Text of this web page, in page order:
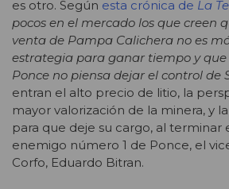
es otro. Según esta crónica de La
pocos en el mercado los que creen
venta de Pampa Calichera no es
estrategia para ganar tiempo y
Ponce no piensa dejar el control de
entran el alto precio de litio, la
mayor valorización de la minera, y
para que deje su cargo, al terminar
enemigo número 1 de Ponce, el
Corfo, Eduardo Bitran.